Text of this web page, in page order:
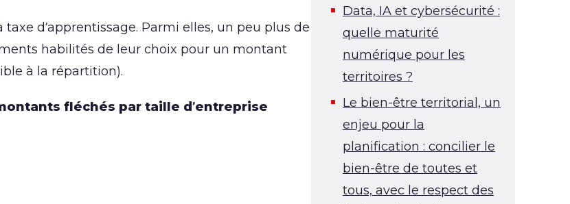
d’apprentissage. Parmi elles, un peu plus de
habilités de leur choix pour un montant
à la répartition).
fléchés par taille d’entreprise
Data, IA et cybersécurité :
quelle maturité
numérique pour les
territoires ?
Le bien-être territorial, un
enjeu pour la
planification : concilier le
bien-être de toutes et
tous, avec le respect des